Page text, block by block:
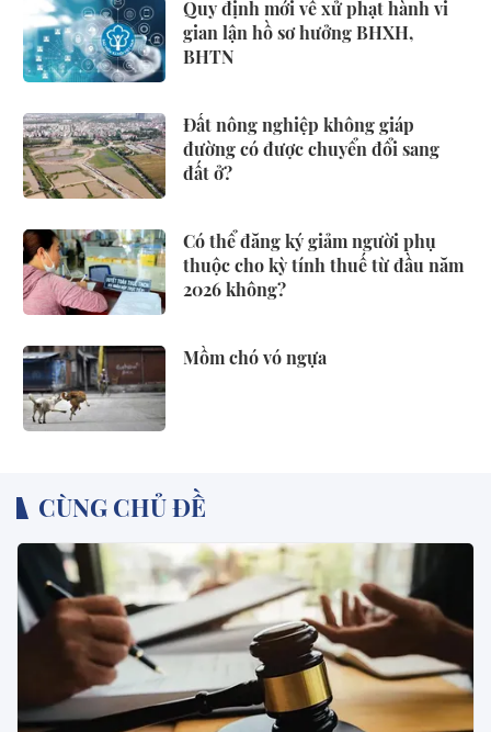
Quy định mới về xử phạt hành vi
gian lận hồ sơ hưởng BHXH,
BHTN
Đất nông nghiệp không giáp
đường có được chuyển đổi sang
đất ở?
Có thể đăng ký giảm người phụ
thuộc cho kỳ tính thuế từ đầu năm
2026 không?
Mồm chó vó ngựa
CÙNG CHỦ ĐỀ